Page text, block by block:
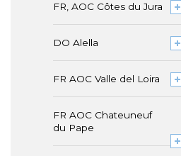
FR, AOC Côtes du Jura
DO Alella
FR AOC Valle del Loira
FR AOC Chateuneuf
du Pape